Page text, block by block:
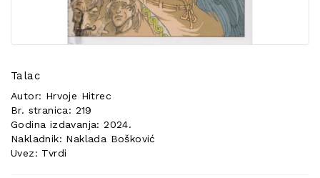
Talac
Autor: Hrvoje Hitrec
Br. stranica: 219
Godina izdavanja: 2024.
Nakladnik: Naklada Bošković
Uvez: Tvrdi